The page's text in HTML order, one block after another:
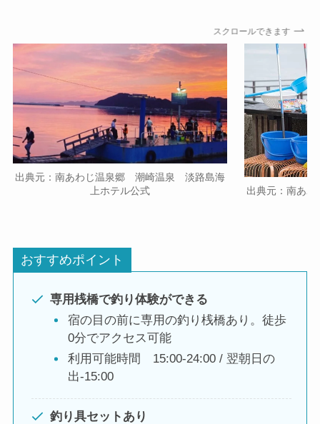
スクロールできます
出典元：南あわじ温泉郷 潮崎温泉 淡路島海
上ホテル公式
出典元：南あ
おすすめポイント
専用桟橋で釣り体験ができる
宿の目の前に専用の釣り桟橋あり。徒歩
0分でアクセス可能
利用可能時間 15:00-24:00 / 翌朝日の
出-15:00
釣り具セットあり